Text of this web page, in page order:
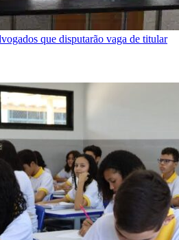
que disputarão vaga de titular